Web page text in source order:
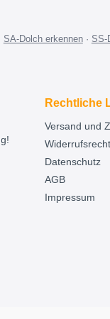
SA-Dolch erkennen· SS-
Rechtliche
Versand und
Widerrufsrecht
Datenschutz
AGB
Impressum